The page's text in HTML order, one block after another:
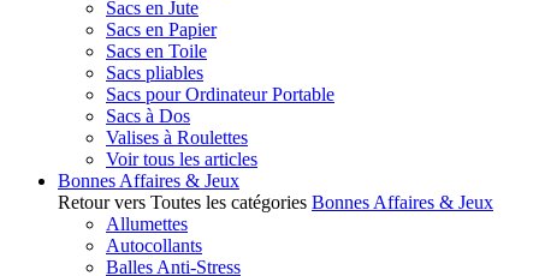
Sacs en Jute
Sacs en Papier
Sacs en Toile
Sacs pliables
Sacs pour Ordinateur Portable
Sacs à Dos
Valises à Roulettes
Voir tous les articles
Bonnes Affaires & Jeux
Retour vers Toutes les catégories Bonnes Affaires & Jeux
Allumettes
Autocollants
Balles Anti-Stress